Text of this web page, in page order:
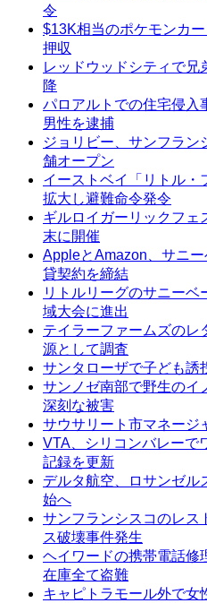
令
$13K相当のポケモンカ
押収
レッドウッドシティで兄
降
パロアルトでの住宅侵入
男性を逮捕
ジョリビー、サンフラン
舗オープン
イーストベイ「リトル・
拡大し避難命令発令
ギルロイガーリックフェ
末に開催
AppleとAmazon、サニ
貸契約を締結
リトルリーグのサニー
域大会に進出
テイラーファームズのレ
源として調査
サンタローザで子ども誘
サンノゼ南部で野生のイ
深刻な被害
サウサリート市マネージ
VTA、シリコンバレーで
記録を更新
デルタ航空、ロサンゼル
始へ
サンフランシスコのレス
ス破壊事件発生
ヘイワードの携帯電話修
在庫全て盗難
キャピトラモール外で女